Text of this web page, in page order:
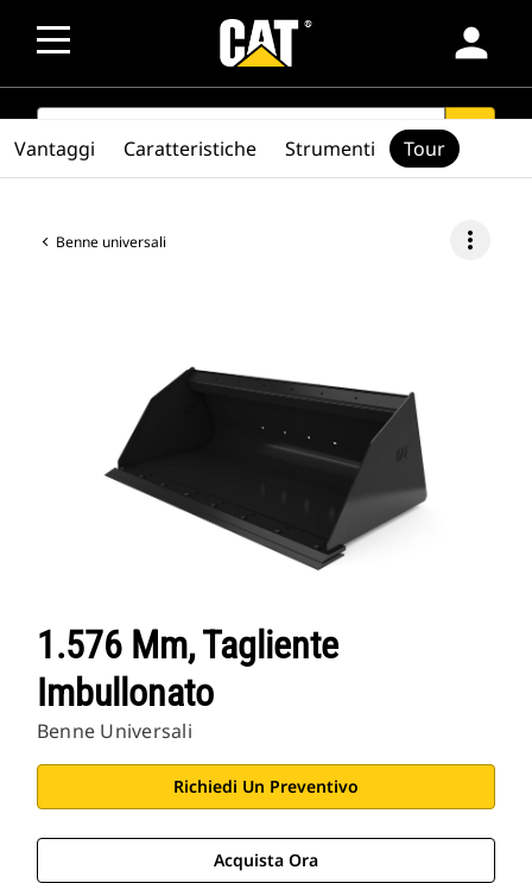
person
SEARCH search
Benne universali more_vert
1.576 Mm, Tagliente
Imbullonato
Benne Universali
Richiedi Un Preventivo
Acquista Ora
Vantaggi Caratteristiche Strumenti Tour